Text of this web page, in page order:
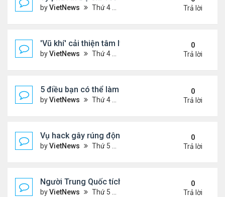
byVietNews Thứ 4 Tháng 10 19, 2022 4:44 pm
Trả lời
'Vũ khí' cải thiện tâm lý phụ nữ tuổi mãn kinh
byVietNews Thứ 4 Tháng 10 19, 2022 4:42 pm
0
Trả lời
5 điều bạn có thể làm để thăng tiến sự nghiệp
byVietNews Thứ 4 Tháng 10 19, 2022 4:40 pm
0
Trả lời
Vụ hack gây rúng động Australia
byVietNews Thứ 5 Tháng 9 29, 2022 4:48 pm
0
Trả lời
Người Trung Quốc tích cực mua bán đồ hiệu cũ
byVietNews Thứ 5 Tháng 9 29, 2022 4:43 pm
0
Trả lời